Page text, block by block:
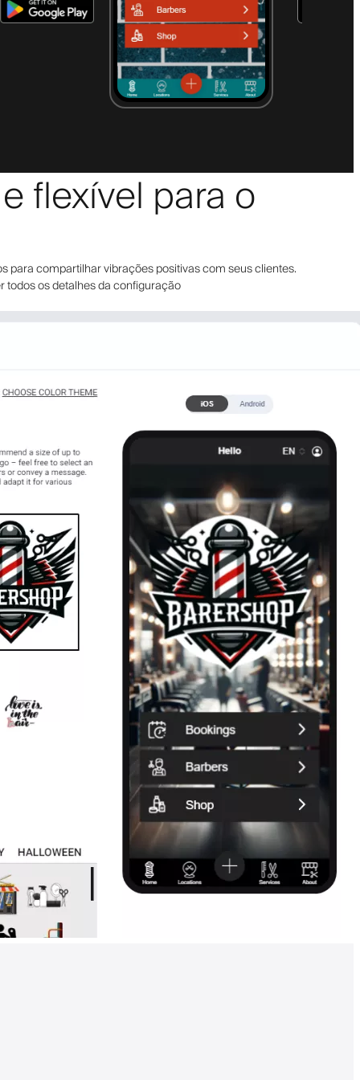
flexível para o
para compartilhar vibrações positivas com seus clientes.
todos os detalhes da configuração